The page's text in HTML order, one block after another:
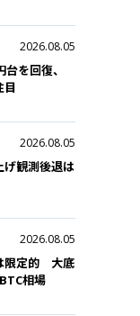
2026.08.05
を回復、
目
2026.08.05
観測後退は
2026.08.05
限定的 大底
相場